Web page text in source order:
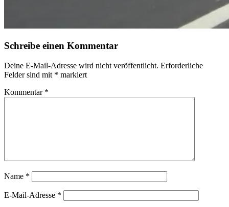
Schreibe einen Kommentar
Deine E-Mail-Adresse wird nicht veröffentlicht. Erforderliche
Felder sind mit * markiert
Kommentar *
Name *
E-Mail-Adresse *